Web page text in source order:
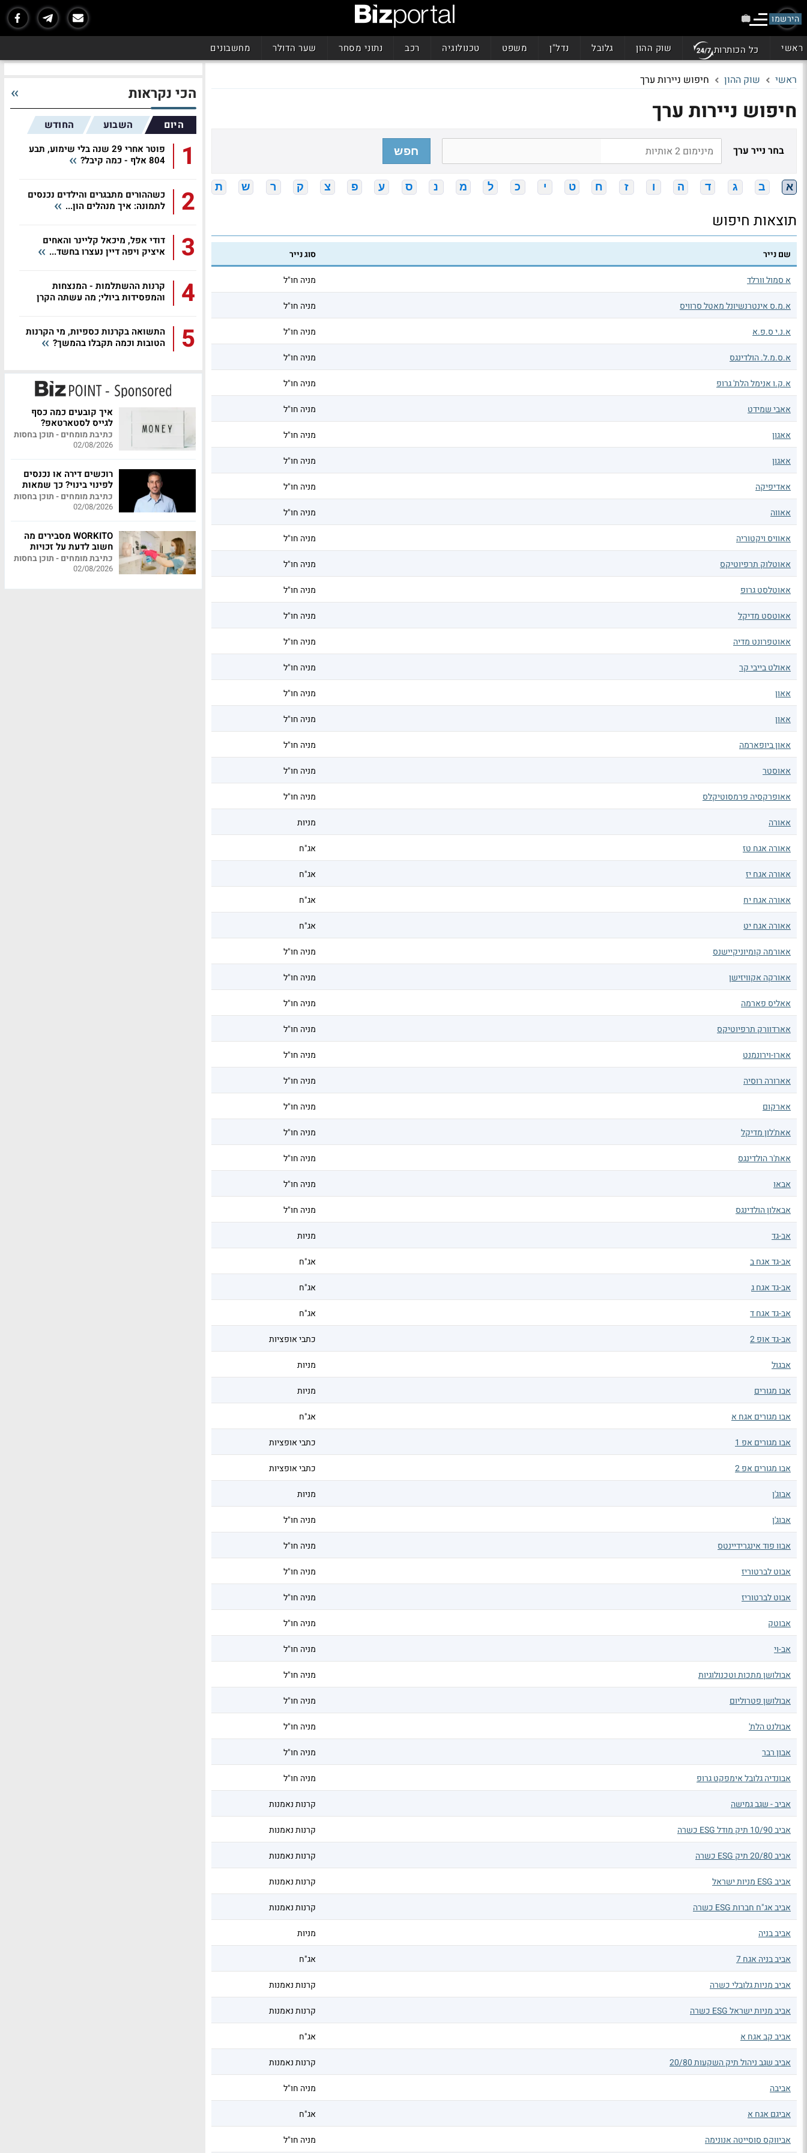
הירשמו
ראשי כל הכותרות שוק ההון גלובל נדל"ן משפט טכנולוגיה רכב נתוני מסחר שער הדולר מחשבונים
ראשי שוק ההון חיפוש ניירות ערך
חיפוש ניירות ערך
בחר נייר ערך חפש
א ב ג ד ה ו ז ח ט י כ ל מ נ ס ע פ צ ק ר ש ת
תוצאות חיפוש
שם נייר סוג נייר
א סמול וורלד מניה חו"ל
א.מ.ס אינטרנשיונל מאטל סרוויס מניה חו"ל
א.נ.י ס.פ.א מניה חו"ל
א.ס.מ.ל. הולדינגס מניה חו"ל
א.ק.ו אנימל הלת' גרופ מניה חו"ל
אאבי שמידט מניה חו"ל
אאגון מניה חו"ל
אאגון מניה חו"ל
אאדיפיקה מניה חו"ל
אאווה מניה חו"ל
אאוויס ויקטוריה מניה חו"ל
אאוטלוק תרפיוטיקס מניה חו"ל
אאוטלסט גרופ מניה חו"ל
אאוטסט מדיקל מניה חו"ל
אאוטפרונט מדיה מניה חו"ל
אאולט בייבי קר מניה חו"ל
אאון מניה חו"ל
אאון מניה חו"ל
אאון ביופארמה מניה חו"ל
אאוסטר מניה חו"ל
אאופרקסיה פרמסוטיקלס מניה חו"ל
אאורה מניות
אאורה אגח טז אג"ח
אאורה אגח יז אג"ח
אאורה אגח יח אג"ח
אאורה אגח יט אג"ח
אאורמה קומיוניקיישנס מניה חו"ל
אאורקה אקוויזישן מניה חו"ל
אאליס פארמה מניה חו"ל
אארדוורק תרפיוטיקס מניה חו"ל
אארו-וירונמנט מניה חו"ל
אארורה רוסיה מניה חו"ל
אארקום מניה חו"ל
אאת'לון מדיקל מניה חו"ל
אאת'ר הולדינגס מניה חו"ל
אבאו מניה חו"ל
אבאלון הולדינגס מניה חו"ל
אב-גד מניות
אב-גד אגח ב אג"ח
אב-גד אגח ג אג"ח
אב-גד אגח ד אג"ח
אב-גד אופ 2 כתבי אופציות
אבגול מניות
אבו מגורים מניות
אבו מגורים אגח א אג"ח
אבו מגורים אפ 1 כתבי אופציות
אבו מגורים אפ 2 כתבי אופציות
אבוג'ן מניות
אבוג'ן מניה חו"ל
אבוו פוד אינגרידיינטס מניה חו"ל
אבוט לברטוריז מניה חו"ל
אבוט לברטוריז מניה חו"ל
אבוטק מניה חו"ל
אב-וי מניה חו"ל
אבולושן מתכות וטכנולוגיות מניה חו"ל
אבולושן פטרוליום מניה חו"ל
אבולנט הלת' מניה חו"ל
אבון רבר מניה חו"ל
אבונדיה גלובל אימפקט גרופ מניה חו"ל
אביב - שגב גמישה קרנות נאמנות
אביב 10/90 תיק מודל ESG כשרה קרנות נאמנות
אביב 20/80 תיק ESG כשרה קרנות נאמנות
אביב ESG מניות ישראל קרנות נאמנות
אביב אג"ח חברות ESG כשרה קרנות נאמנות
אביב בניה מניות
אביב בניה אגח 7 אג"ח
אביב מניות גלובלי כשרה קרנות נאמנות
אביב מניות ישראל ESG כשרה קרנות נאמנות
אביב קב אגח א אג"ח
אביב שגב ניהול תיק השקעות 20/80 קרנות נאמנות
אביבה מניה חו"ל
אביגם אגח א אג"ח
אביווקס סוסייטה אנונימה מניה חו"ל
הכי נקראות
היום השבוע החודש
1
פוטר אחרי 29 שנה בלי שימוע, תבע
804 אלף - כמה קיבל?
2
כשההורים מתבגרים והילדים נכנסים
לתמונה: איך מנהלים הון...
3
דודי אפל, מיכאל קליינר והאחים
איציק ויפה דיין נעצרו בחשד...
4
קרנות ההשתלמות - המנצחות
והמפסידות ביולי; מה עשתה הקרן
5
התשואה בקרנות כספיות, מי הקרנות
הטובות וכמה תקבלו בהמשך?
איך קובעים כמה כסף
לגייס לסטארטאפ?
כתיבת מומחים - תוכן בחסות
02/08/2026
רוכשים דירה או נכנסים
לפינוי בינוי? כך שמאות
מקצועית יכולה לחסוך
לכם מאות אלפי שקלים
כתיבת מומחים - תוכן בחסות
02/08/2026
WORKITO מסבירים מה
חשוב לדעת על זכויות
עובדי משק בית
כתיבת מומחים - תוכן בחסות
02/08/2026